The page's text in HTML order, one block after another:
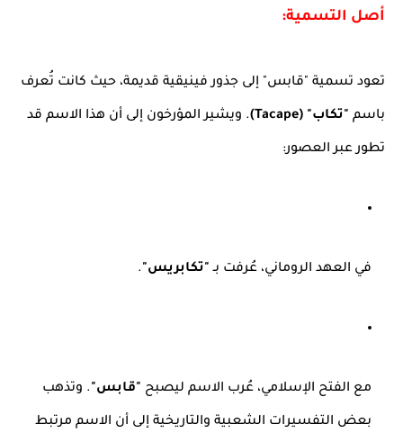
أصل التسمية:
تعود تسمية "قابس" إلى جذور فينيقية قديمة، حيث كانت تُعرف
باسم "تكاب" (Tacape) . ويشير المؤرخون إلى أن هذا الاسم قد
تطور عبر العصور:
في العهد الروماني، عُرفت بـ "تكابريس".
مع الفتح الإسلامي، عُرب الاسم ليصبح "قابس". وتذهب
بعض التفسيرات الشعبية والتاريخية إلى أن الاسم مرتبط